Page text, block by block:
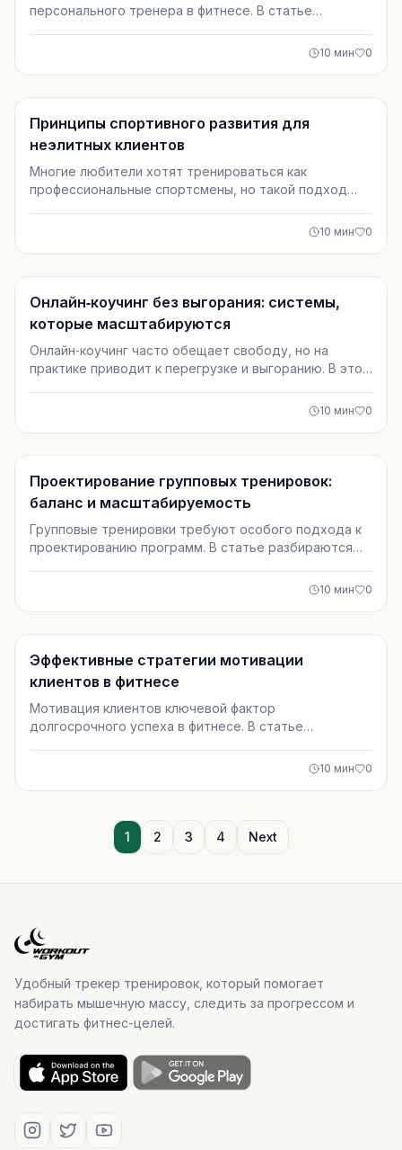
персонального тренера в фитнесе. В статье
выстраивать доверие, повышать мотивацию и
стабильный доход и сильную репутацию.
10 мин 0
Тренировки
Принципы спортивного развития для
неэлитных клиентов
Многие любители хотят тренироваться как
профессиональные спортсмены, но такой подход
спортивного развития, адаптированные под
Это подход для тех, кто ценит здоровье,
устойчивость и долгосрочный результат.
10 мин 0
Тренировки
Онлайн‑коучинг без выгорания: системы,
которые масштабируются
Онлайн‑коучинг часто обещает свободу, но на
практике приводит к перегрузке и выгоранию. В этой
онлайн‑коучинг, который масштабируется за счёт
10 мин 0
Тренировки
Проектирование групповых тренировок:
баланс и масштабируемость
Групповые тренировки требуют особого подхода к
проектированию программ. В статье разбираются
упражнений, которые позволяют эффективно
групповых занятий.
10 мин 0
Тренировки
Эффективные стратегии мотивации
клиентов в фитнесе
Мотивация клиентов ключевой фактор
долгосрочного успеха в фитнесе. В статье
помогают тренерам и клиентам избежать срывов,
10 мин 0
1 2 3 4 Next
Удобный трекер тренировок, который помогает
набирать мышечную массу, следить за прогрессом и
достигать фитнес-целей.